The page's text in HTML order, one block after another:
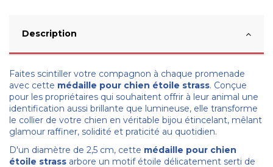
Description
Faites scintiller votre compagnon à chaque promenade
avec cette médaille pour chien étoile strass. Conçue
pour les propriétaires qui souhaitent offrir à leur animal une
identification aussi brillante que lumineuse, elle transforme
le collier de votre chien en véritable bijou étincelant, mêlant
glamour raffiner, solidité et praticité au quotidien.
D'un diamètre de 2,5 cm, cette médaille pour chien
étoile strass arbore un motif étoile délicatement serti de